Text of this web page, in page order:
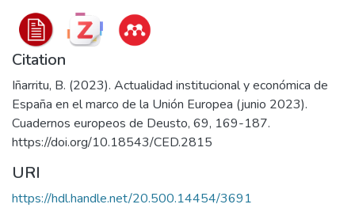
Citation
Iñarritu, B. (2023). Actualidad institucional y económica de
España en el marco de la Unión Europea (junio 2023).
Cuadernos europeos de Deusto, 69, 169-187.
https://doi.org/10.18543/CED.2815
URI
https://hdl.handle.net/20.500.14454/3691